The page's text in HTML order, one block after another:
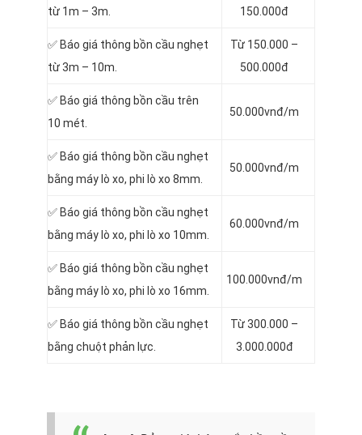
từ 1m – 3m.
150.000đ
✅ Báo giá thông bồn cầu nghẹt
từ 3m – 10m.
Từ 150.000 –
500.000đ
✅ Báo giá thông bồn cầu trên
10 mét.
50.000vnđ/m
✅ Báo giá thông bồn cầu nghẹt
bằng máy lò xo, phi lò xo 8mm.
50.000vnđ/m
✅ Báo giá thông bồn cầu nghẹt
bằng máy lò xo, phi lò xo 10mm.
60.000vnđ/m
✅ Báo giá thông bồn cầu nghẹt
bằng máy lò xo, phi lò xo 16mm.
100.000vnđ/m
✅ Báo giá thông bồn cầu nghẹt
bằng chuột phản lực.
Từ 300.000 –
3.000.000đ